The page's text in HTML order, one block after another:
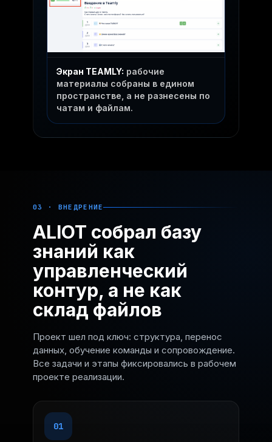
Экран TEAMLY: рабочие
материалы собраны в едином
пространстве, а не разнесены по
чатам и файлам.
03 · ВНЕДРЕНИЕ
ALIOT собрал базу
знаний как
управленческий
контур, а не как
склад файлов
Проект шел под ключ: структура, перенос
данных, обучение команды и сопровождение.
Все задачи и этапы фиксировались в рабочем
проекте реализации.
01